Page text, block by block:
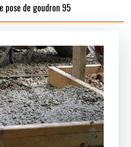
pose de goudron 95